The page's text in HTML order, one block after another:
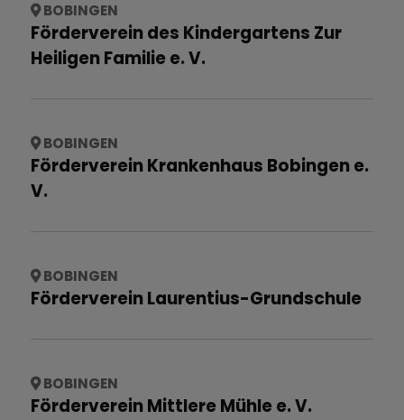
BOBINGEN
Förderverein des Kindergartens Zur
Heiligen Familie e. V.
BOBINGEN
Förderverein Krankenhaus Bobingen e.
V.
BOBINGEN
Förderverein Laurentius-Grundschule
BOBINGEN
Förderverein Mittlere Mühle e. V.